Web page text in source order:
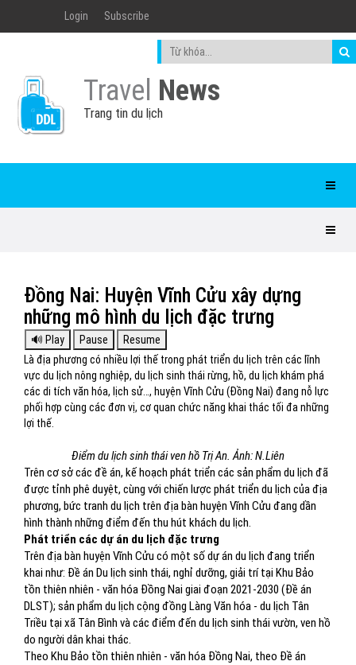
Login Subscribe
Travel News
Trang tin du lịch
Đồng Nai: Huyện Vĩnh Cửu xây dựng
những mô hình du lịch đặc trưng
Là địa phương có nhiều lợi thế trong phát triển du lịch trên các lĩnh
vực du lịch nông nghiệp, du lịch sinh thái rừng, hồ, du lịch khám phá
các di tích văn hóa, lịch sử…, huyện Vĩnh Cửu (Đồng Nai) đang nỗ lực
phối hợp cùng các đơn vị, cơ quan chức năng khai thác tối đa những
lợi thế.
Điểm du lịch sinh thái ven hồ Trị An. Ảnh: N.Liên
Trên cơ sở các đề án, kế hoạch phát triển các sản phẩm du lịch đã
được tỉnh phê duyệt, cùng với chiến lược phát triển du lịch của địa
phương, bức tranh du lịch trên địa bàn huyện Vĩnh Cửu đang dần
hình thành những điểm đến thu hút khách du lịch.
Phát triển các dự án du lịch đặc trưng
Trên địa bàn huyện Vĩnh Cửu có một số dự án du lịch đang triển
khai như: Đề án Du lịch sinh thái, nghỉ dưỡng, giải trí tại Khu Bảo
tồn thiên nhiên - văn hóa Đồng Nai giai đoạn 2021-2030 (Đề án
DLST); sản phẩm du lịch cộng đồng Làng Văn hóa - du lịch Tân
Triều tại xã Tân Bình và các điểm đến du lịch sinh thái vườn, ven hồ
do người dân khai thác.
Theo Khu Bảo tồn thiên nhiên - văn hóa Đồng Nai, theo Đề án